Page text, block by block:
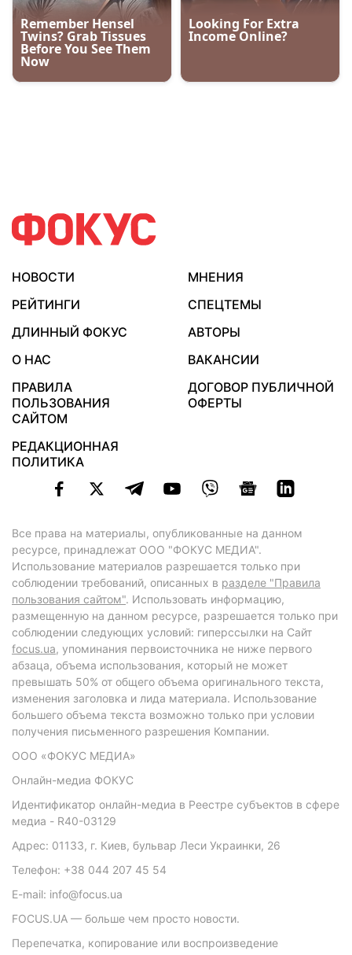
НОВОСТИ
МНЕНИЯ
РЕЙТИНГИ
СПЕЦТЕМЫ
ДЛИННЫЙ ФОКУС
АВТОРЫ
О НАС
ВАКАНСИИ
ПРАВИЛА
ПОЛЬЗОВАНИЯ
САЙТОМ
ДОГОВОР ПУБЛИЧНОЙ
ОФЕРТЫ
РЕДАКЦИОННАЯ
ПОЛИТИКА
Все права на материалы, опубликованные на данном
ресурсе, принадлежат ООО "ФОКУС МЕДИА".
Использование материалов разрешается только при
соблюдении требований, описанных в разделе "Правила
пользования сайтом". Использовать информацию,
размещенную на данном ресурсе, разрешается только при
соблюдении следующих условий: гиперссылки на Сайт
focus.ua, упоминания первоисточника не ниже первого
абзаца, объема использования, который не может
превышать 50% от общего объема оригинального текста,
изменения заголовка и лида материала. Использование
большего объема текста возможно только при условии
получения письменного разрешения Компании.
ООО «ФОКУС МЕДИА»
Онлайн-медиа ФОКУС
Идентификатор онлайн-медиа в Реестре субъектов в сфере
медиа - R40-03129
Адрес: 01133, г. Киев, бульвар Леси Украинки, 26
Телефон: +38 044 207 45 54
E-mail: info@focus.ua
FOCUS.UA — больше чем просто новости.
Перепечатка, копирование или воспроизведение